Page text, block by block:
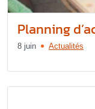
Planning
8 juin Actualités